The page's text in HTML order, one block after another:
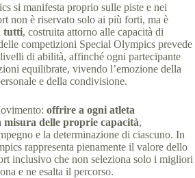
si manifesta proprio sulle piste e nei
non è riservato solo ai più forti, ma è
tutti, costruita attorno alle capacità di
competizioni Special Olympics prevede
di abilità, affinché ogni partecipante
equilibrate, vivendo l’emozione della
e della condivisione.
offrire a ogni atleta
misura delle proprie capacità,
e la determinazione di ciascuno. In
rappresenta pienamente il valore dello
inclusivo che non seleziona solo i migliori
e ne esalta il percorso.